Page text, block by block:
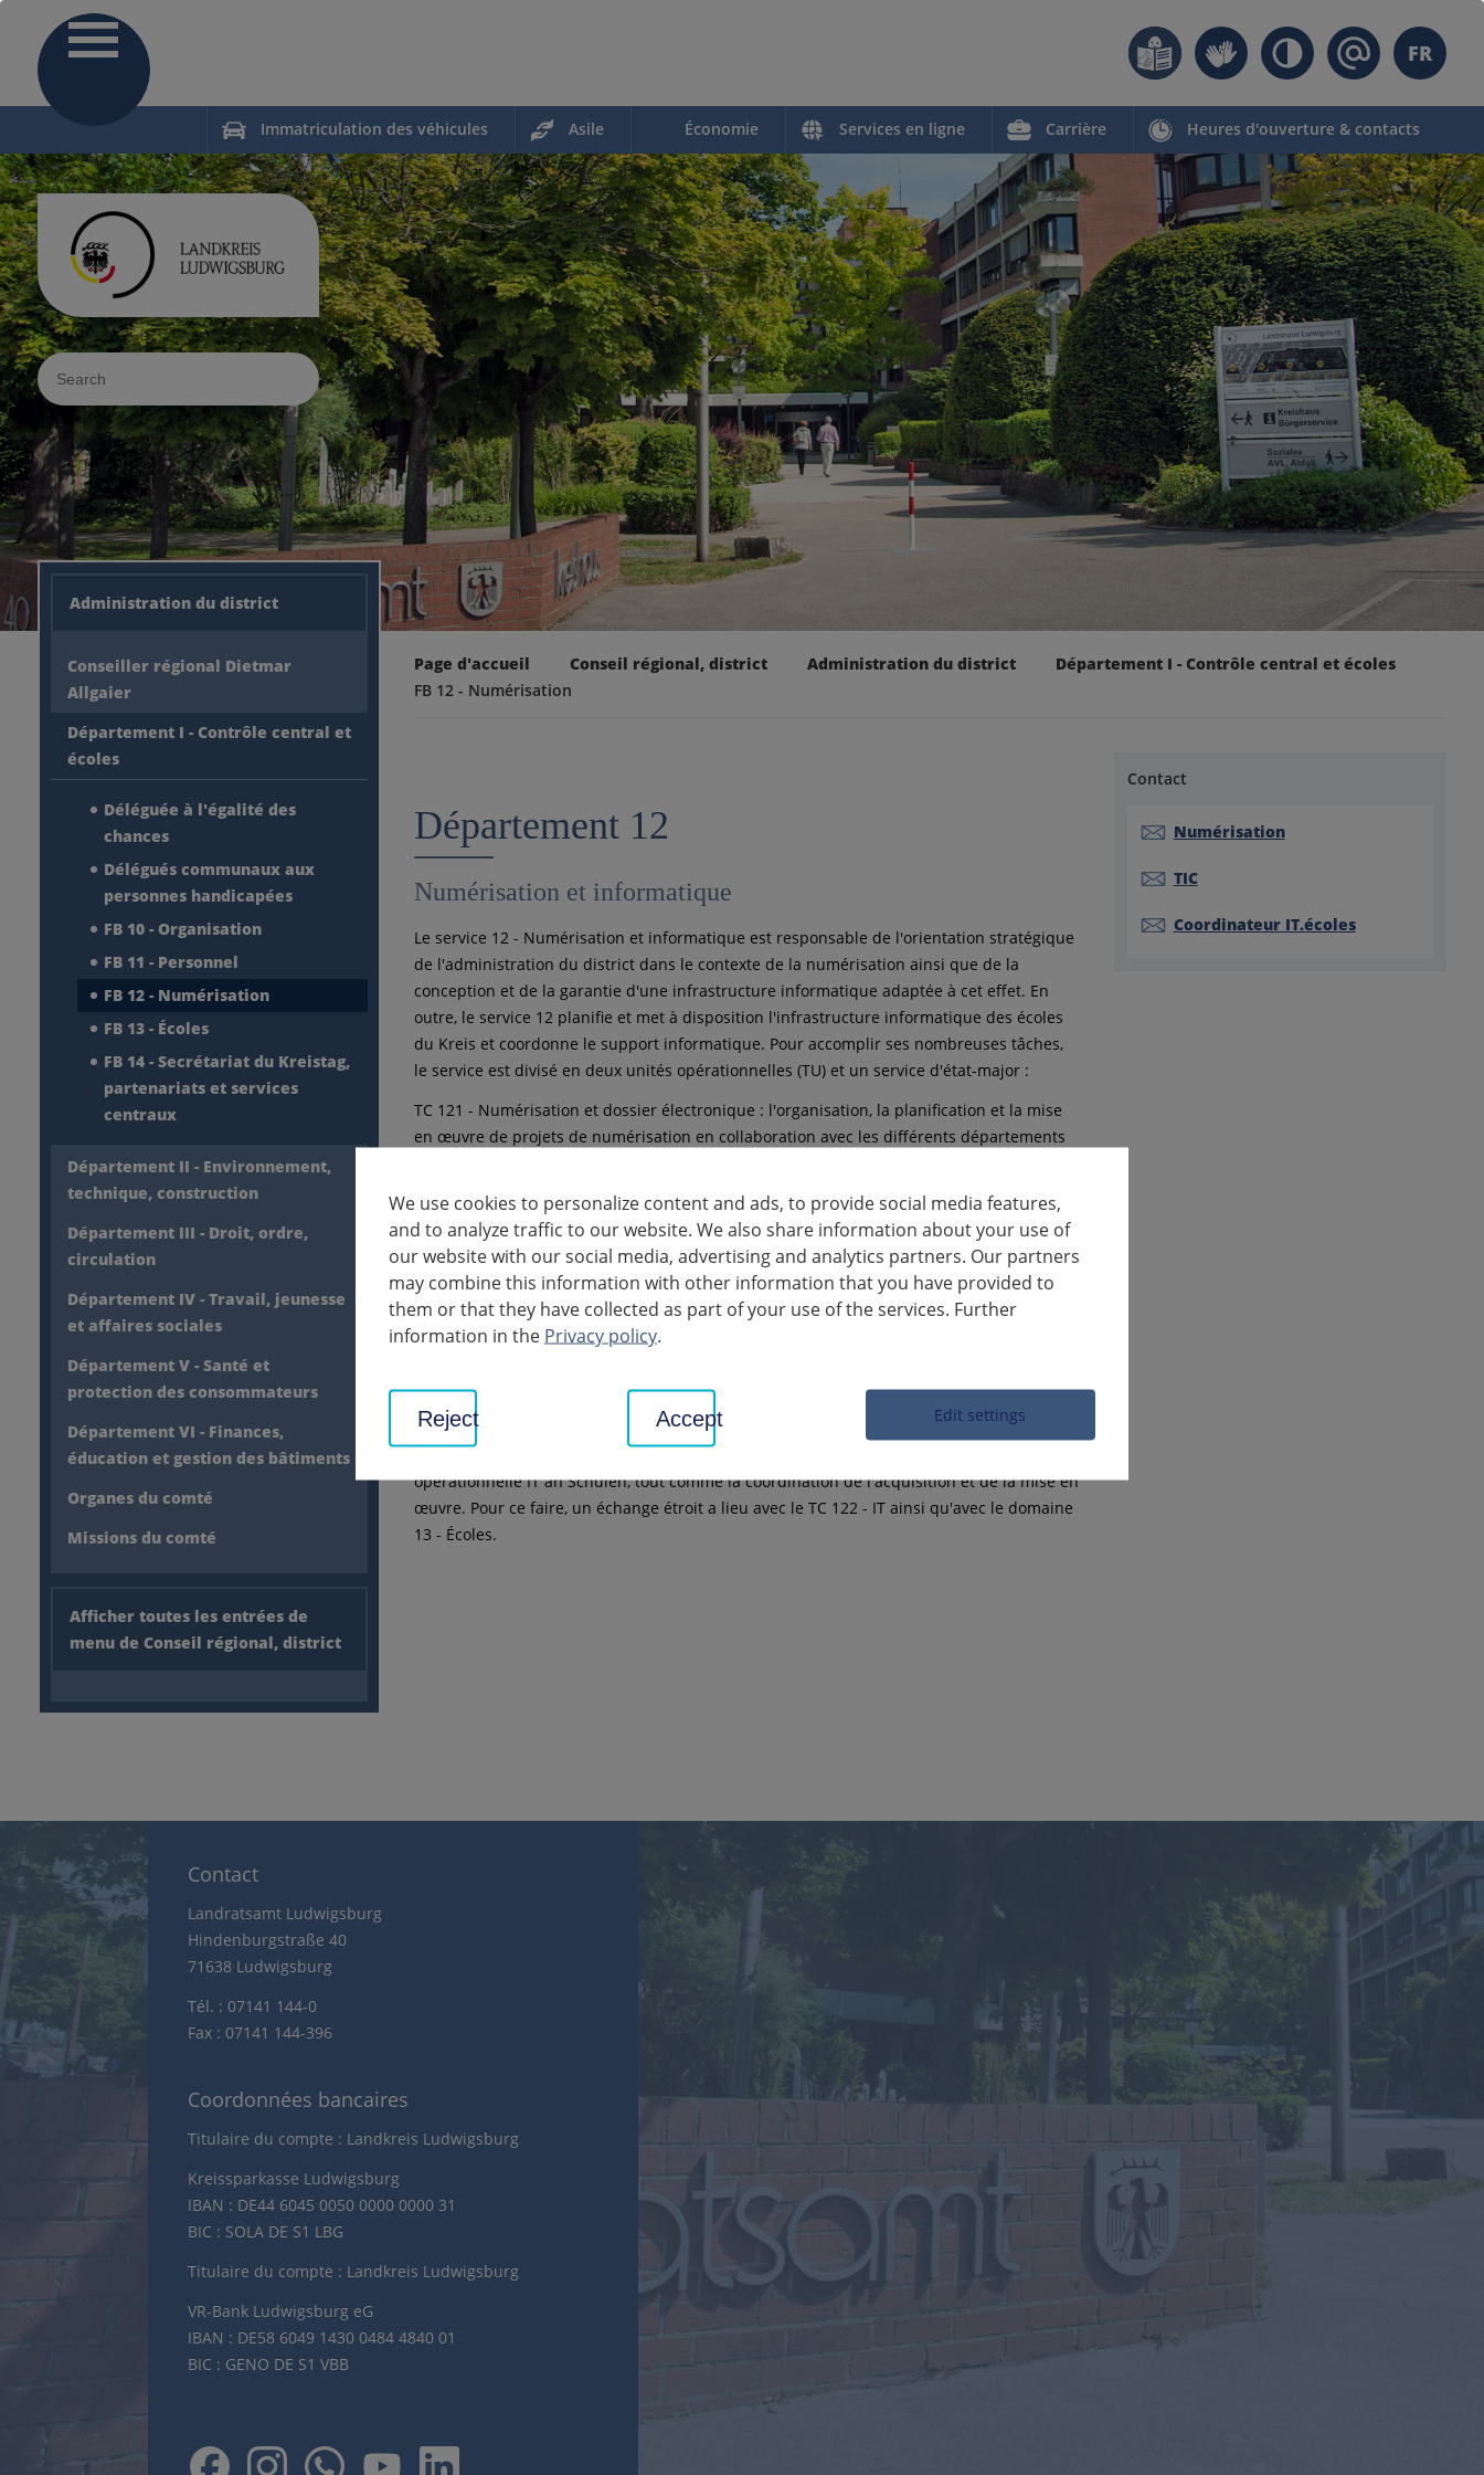
FR
Immatriculation des véhicules Asile Économie Services en ligne Carrière Heures d'ouverture & contacts
Sucheingabe
Administration du district
Conseiller régional Dietmar
Allgaier
Département I - Contrôle central et
écoles
Déléguée à l'égalité des
chances
Délégués communaux aux
personnes handicapées
FB 10 - Organisation
FB 11 - Personnel
FB 12 - Numérisation
FB 13 - Écoles
FB 14 - Secrétariat du Kreistag,
partenariats et services
centraux
Département II - Environnement,
technique, construction
Département III - Droit, ordre,
circulation
Département IV - Travail, jeunesse
et affaires sociales
Département V - Santé et
protection des consommateurs
Département VI - Finances,
éducation et gestion des bâtiments
Organes du comté
Missions du comté
Afficher toutes les entrées de
menu de Conseil régional, district
Page d'accueil Conseil régional, district Administration du district
Département I - Contrôle central et écoles
FB 12 - Numérisation
Département 12
Numérisation et informatique
Le service 12 - Numérisation et informatique est responsable de l'orientation stratégique
de l'administration du district dans le contexte de la numérisation ainsi que de la
conception et de la garantie d'une infrastructure informatique adaptée à cet effet. En
outre, le service 12 planifie et met à disposition l'infrastructure informatique des écoles
du Kreis et coordonne le support informatique. Pour accomplir ses nombreuses tâches,
le service est divisé en deux unités opérationnelles (TU) et un service d'état-major :
TC 121 - Numérisation et dossier électronique : l'organisation, la planification et la mise
en œuvre de projets de numérisation en collaboration avec les différents départements
échange étroit avec le secteur d'activité 122 - IT.
TC 122 - Informatique : la planification, l'acquisition et l'installation de logiciels et de
matériel informatique pour l'ensemble de l'administration du Kreis - dans le contexte de
la numérisation mais aussi pour le fonctionnement régulier des services - ainsi que la
gestion des prestataires de services externes relèvent de la compétence du TC 122.
spécialisée ainsi que de quatre jardins d'enfants scolaires. L'évaluation des besoins et la
validation des différentes exigences techniques font partie des tâches de l'unité
opérationnelle IT an Schulen, tout comme la coordination de l'acquisition et de la mise en
œuvre. Pour ce faire, un échange étroit a lieu avec le TC 122 - IT ainsi qu'avec le domaine
13 - Écoles.
Contact
Numérisation
TIC
Coordinateur IT.écoles
Contact
Landratsamt Ludwigsburg
Hindenburgstraße 40
71638 Ludwigsburg
Tél. : 07141 144-0
Fax : 07141 144-396
Coordonnées bancaires
Titulaire du compte : Landkreis Ludwigsburg
Kreissparkasse Ludwigsburg
IBAN : DE44 6045 0050 0000 0000 31
BIC : SOLA DE S1 LBG
Titulaire du compte : Landkreis Ludwigsburg
VR-Bank Ludwigsburg eG
IBAN : DE58 6049 1430 0484 4840 01
BIC : GENO DE S1 VBB
We use cookies to personalize content and ads, to provide social media features,
and to analyze traffic to our website. We also share information about your use of
our website with our social media, advertising and analytics partners. Our partners
may combine this information with other information that you have provided to
them or that they have collected as part of your use of the services. Further
information in the Privacy policy.
Edit settings
Reject Accept